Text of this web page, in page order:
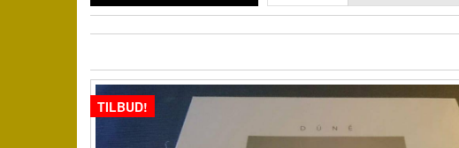
TILBUD!